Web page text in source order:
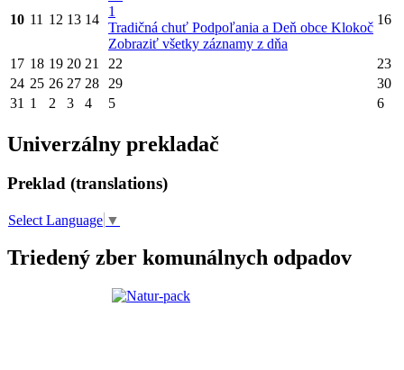
10 11 12 13 14
1
Tradičná chuť Podpoľania a Deň obce Klokoč
Zobraziť všetky záznamy z dňa
16
17 18 19 20 21 22
23
24 25 26 27 28 29
30
31 1 2 3 4 5 6
Univerzálny prekladač
Preklad (translations)
Select Language ▼
Triedený zber komunálnych odpadov